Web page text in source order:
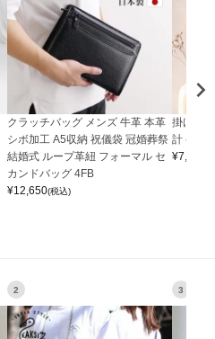
クラッチバッグ メンズ 牛革 本革
シボ加工 A5収納 祝儀袋 冠婚葬祭
結婚式 ループ革紐 フォーマル セ
カンドバッグ 4FB
¥12,650(税込)
掛け時
計
¥7,150
2 3